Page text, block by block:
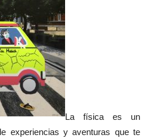
La física es un
experiencias y aventuras que te